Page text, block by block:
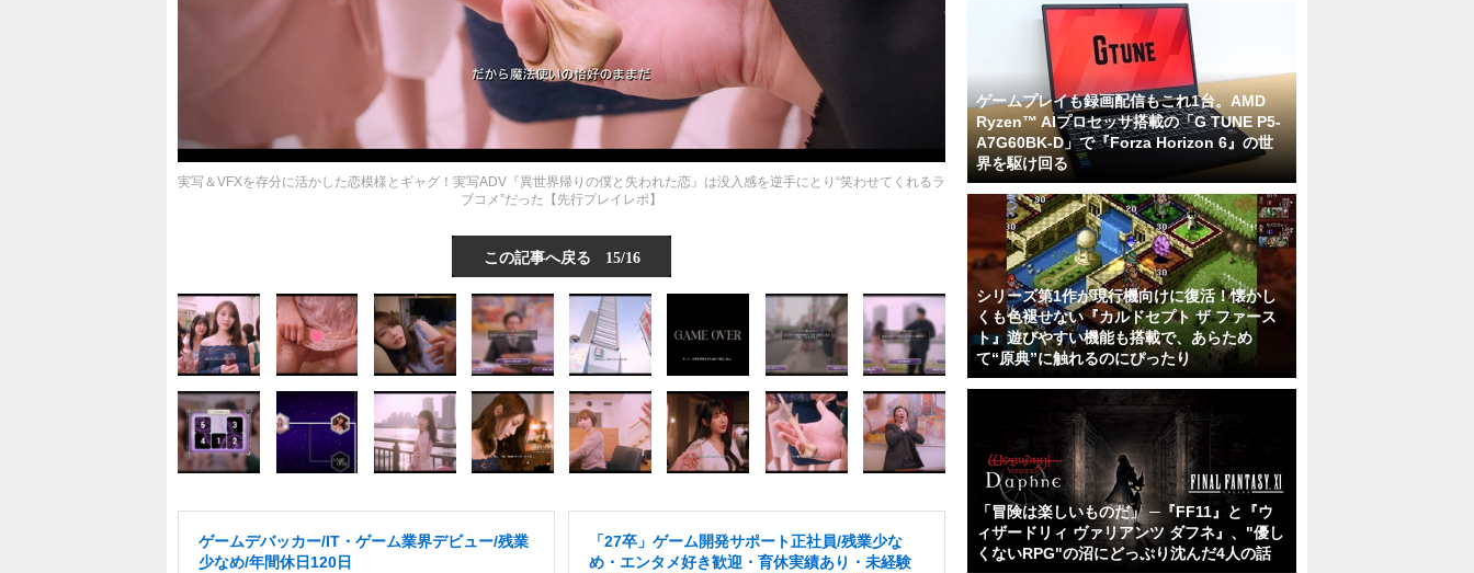
実写＆VFXを存分に活かした恋模様とギャグ！実写ADV『異世界帰りの僕と失われた恋』は没入感を逆手にとり“笑わせてくれるラ
ブコメ”だった【先行プレイレポ】
この記事へ戻る 15/16
ゲームデバッカー/IT・ゲーム業界デビュー/残業
少なめ/年間休日120日
「27卒」ゲーム開発サポート正社員/残業少な
め・エンタメ好き歓迎・育休実績あり・未経験
ゲームプレイも録画配信もこれ1台。AMD
Ryzen™ AIプロセッサ搭載の「G TUNE P5-
A7G60BK-D」で『Forza Horizon 6』の世
界を駆け回る
シリーズ第1作が現行機向けに復活！懐かし
くも色褪せない『カルドセプト ザ ファース
ト』遊びやすい機能も搭載で、あらため
て“原典”に触れるのにぴったり
「冒険は楽しいものだ」 ─『FF11』と『ウ
ィザードリィ ヴァリアンツ ダフネ』、"優し
くないRPG"の沼にどっぷり沈んだ4人の話